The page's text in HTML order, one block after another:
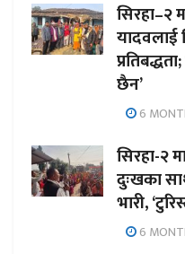
सिरहा–२
यादवलाई
छैन’
6
सिरहा-२
दुःखका
भारी,
6